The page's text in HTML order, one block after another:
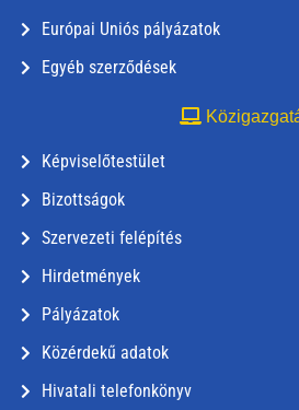
Európai Uniós pályázatok
Egyéb szerződések
Képviselőtestület
Bizottságok
Szervezeti felépítés
Hirdetmények
Pályázatok
Közérdekű adatok
Hivatali telefonkönyv